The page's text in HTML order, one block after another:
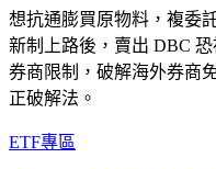
想抗通膨買原物料，複委
新制上路後，賣出 DBC
券商限制，破解海外券商
正破解法。
ETF專區